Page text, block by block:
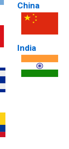
China
India